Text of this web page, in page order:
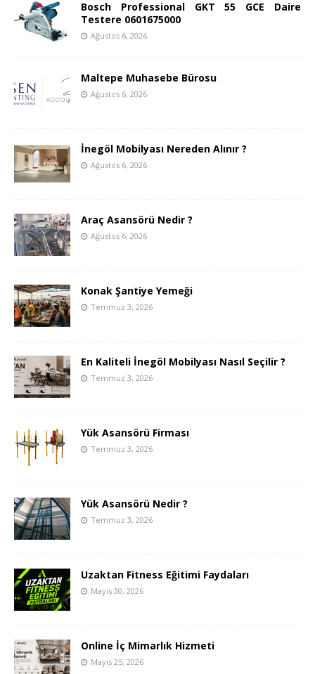
Bosch Professional GKT 55 GCE Daire
Testere 0601675000
Ağustos 6, 2026
Maltepe Muhasebe Bürosu
Ağustos 6, 2026
İnegöl Mobilyası Nereden Alınır ?
Ağustos 6, 2026
Araç Asansörü Nedir ?
Ağustos 6, 2026
Konak Şantiye Yemeği
Temmuz 3, 2026
En Kaliteli İnegöl Mobilyası Nasıl Seçilir ?
Temmuz 3, 2026
Yük Asansörü Firması
Temmuz 3, 2026
Yük Asansörü Nedir ?
Temmuz 3, 2026
Uzaktan Fitness Eğitimi Faydaları
Mayıs 30, 2026
Online İç Mimarlık Hizmeti
Mayıs 25, 2026